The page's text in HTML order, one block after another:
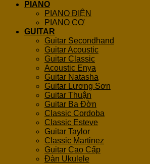
PIANO
PIANO ĐIỆN
PIANO CƠ
GUITAR
Guitar Secondhand
Guitar Acoustic
Guitar Classic
Acoustic Enya
Guitar Natasha
Guitar Lương Sơn
Guitar Thuận
Guitar Ba Đờn
Classic Cordoba
Classic Esteve
Guitar Taylor
Classic Martinez
Guitar Cao Cấp
Đàn Ukulele